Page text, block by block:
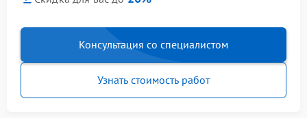
Консультация со специалистом
Узнать стоимость работ